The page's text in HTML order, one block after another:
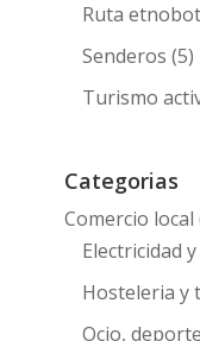
Ruta
Senderos (5)
Turismo
Categorias
Comercio local
Electricidad
Hosteleria y
Ocio,